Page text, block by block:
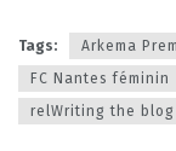
Tags: Arkema
FC Nantes féminin
relWriting the